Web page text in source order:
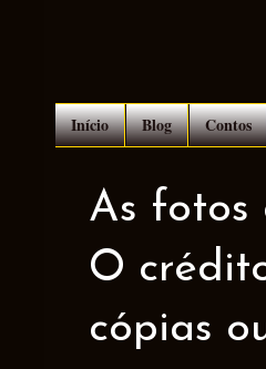
Início Blog Contos
As fotos
O
cópias